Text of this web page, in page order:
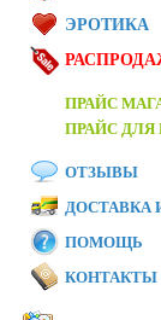
ЭРОТИКА
ПРАЙС
ПРАЙС ДЛЯ
ОТЗЫВЫ
ДОСТАВКА
ПОМОЩЬ
КОНТАКТЫ